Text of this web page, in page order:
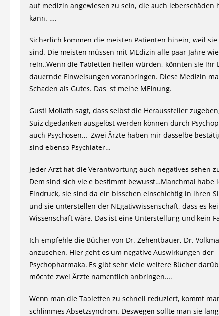
auf medizin angewiesen zu sein, die auch leberschäden
kann. ….
Sicherlich kommen die meisten Patienten hinein, weil sie
sind. Die meisten müssen mit MEdizin alle paar Jahre
rein..Wenn die Tabletten helfen würden, könnten sie ihr
dauernde Einweisungen voranbringen. Diese Medizin
Schaden als Gutes. Das ist meine MEinung.
Gustl Mollath sagt, dass selbst die Heraussteller
Suizidgedanken ausgelöst werden können durch
auch Psychosen…. Zwei Ärzte haben mir dasselbe
sind ebenso Psychiater…
Jeder Arzt hat die Verantwortung auch negatives sehen
Dem sind sich viele bestimmt bewusst…Manchmal habe
Eindruck, sie sind da ein bisschen einschichtig in ihren
und sie unterstellen der NEgativwissenschaft, dass es
Wissenschaft wäre. Das ist eine Unterstellung und kein
Ich empfehle die Bücher von Dr. Zehentbauer, Dr.
anzusehen. Hier geht es um negative Auswirkungen der
Psychopharmaka. Es gibt sehr viele weitere Bücher
möchte zwei Ärzte namentlich anbringen….
Wenn man die Tabletten zu schnell reduziert, kommt
schlimmes Absetzsyndrom. Deswegen sollte man sie